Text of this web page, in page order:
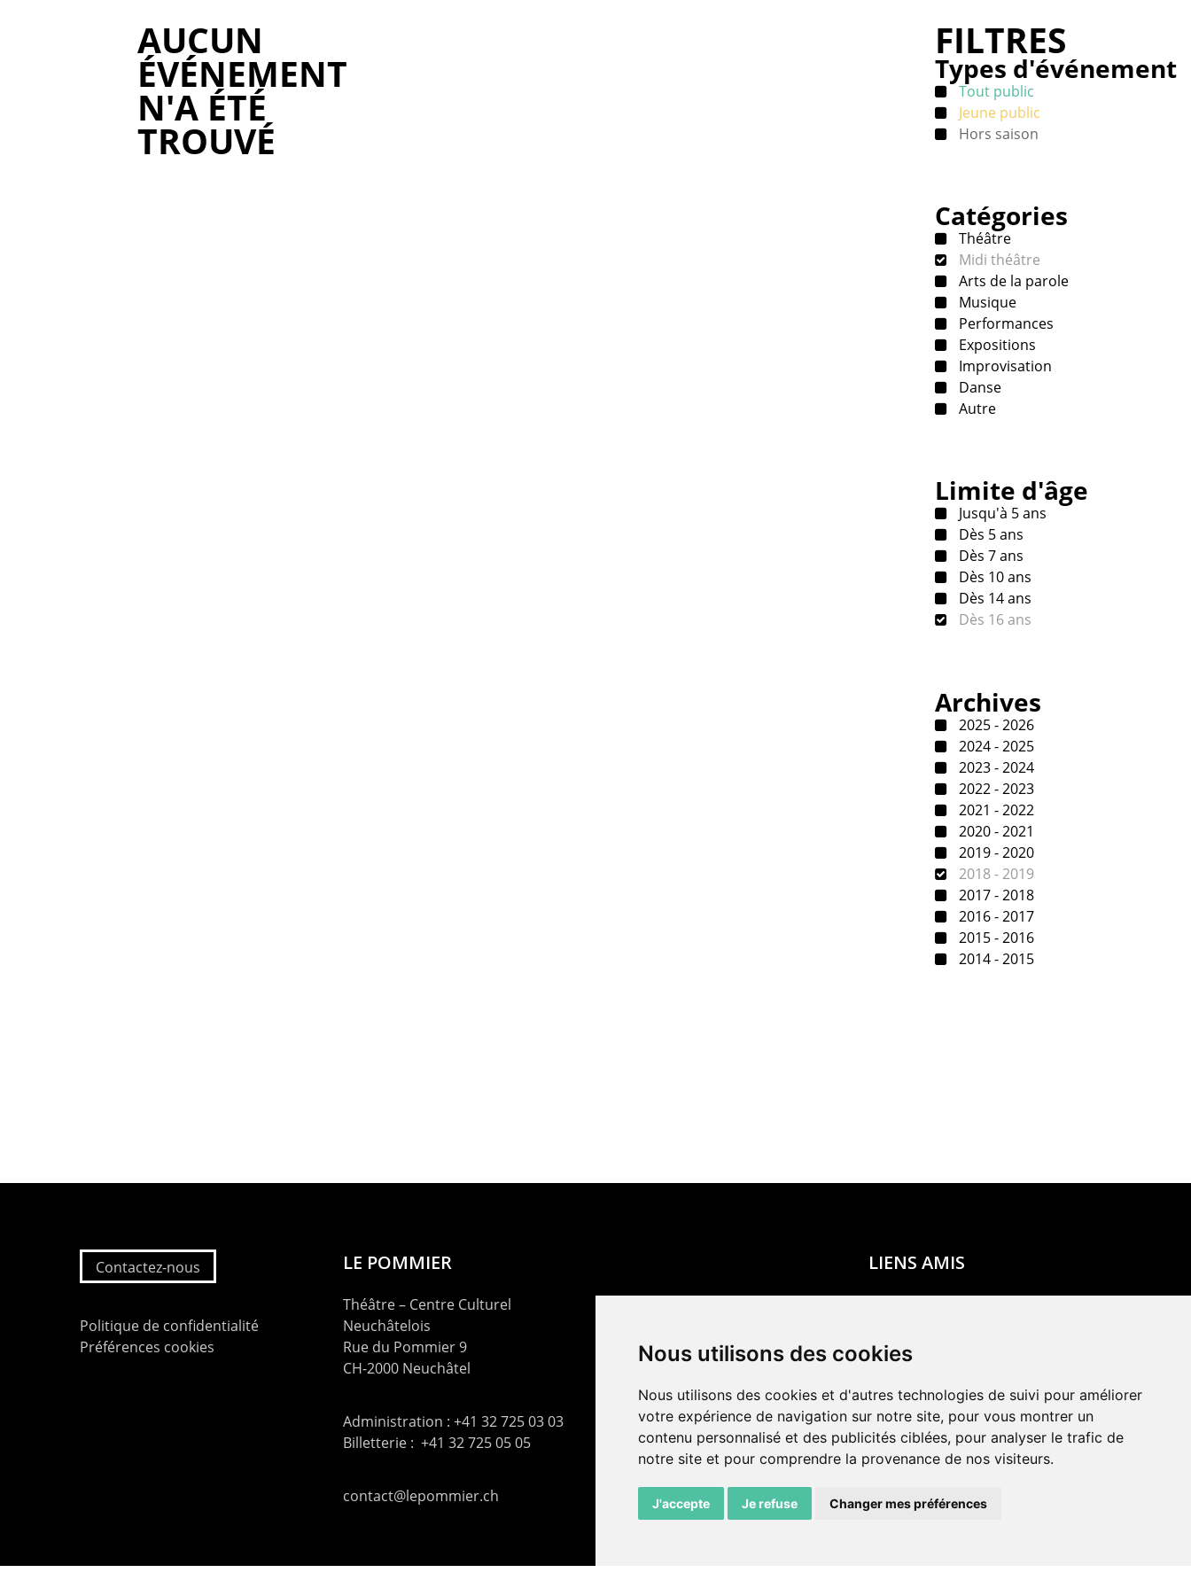
Nous utilisons des cookies
Nous utilisons des cookies et d'autres technologies de suivi pour améliorer
votre expérience de navigation sur notre site, pour vous montrer un
contenu personnalisé et des publicités ciblées, pour analyser le trafic de
notre site et pour comprendre la provenance de nos visiteurs.
J'accepte Je refuse Changer mes préférences
AUCUN
ÉVÉNEMENT
N'A ÉTÉ
TROUVÉ
FILTRES
Types d'événement
Tout public
Jeune public
Hors saison
Catégories
Théâtre
Midi théâtre
Arts de la parole
Musique
Performances
Expositions
Improvisation
Danse
Autre
Limite d'âge
Jusqu'à 5 ans
Dès 5 ans
Dès 7 ans
Dès 10 ans
Dès 14 ans
Dès 16 ans
Archives
2025 - 2026
2024 - 2025
2023 - 2024
2022 - 2023
2021 - 2022
2020 - 2021
2019 - 2020
2018 - 2019
2017 - 2018
2016 - 2017
2015 - 2016
2014 - 2015
Contactez-nous
Politique de confidentialité
Préférences cookies
LE POMMIER
Théâtre – Centre Culturel
Neuchâtelois
Rue du Pommier 9
CH-2000 Neuchâtel
Administration : +41 32 725 03 03
Billetterie : +41 32 725 05 05
contact@lepommier.ch
LIENS AMIS